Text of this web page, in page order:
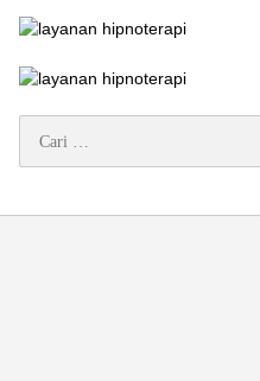
untuk: